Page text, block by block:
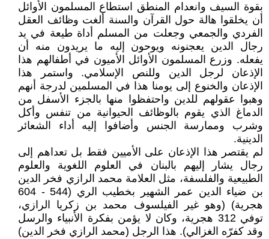
بقوة السيف وانعدام المنطق استطاع المسلمون الأوائل
أن يخلقوا هالة حول القرآن والسنة ألغت وظائف العقل
الفردي والجمعي وجعلت من المسلم أداة طيعة في يد
رجال الدين يعجنونه ويوحون إليه ما يريدون منه أن
يفعله. وزرع المسلمون الأوائل الأميون في أطفالهم هذا
الإذعان لرجل الدين وللنص الإسلامي. واستمر هذا
الإذعان والخنوع إلى يومنا هذا في المسلمين لدرجة أنهم
وهبوا عقولهم للدين واحتفظوا منها بالجزء الأسفل من
الدماغ الذي يقوم بالوظائف الحيوانية من تنفس وأكل
وشرب وممارسة الجنس وأضافوا إليه أداء الشعائر
الدينية.
لم يقتصر هذا الإذعان على الأميين فقط بل تعداهم إلى
رجال يشار إليهم بالبنان في العلوم اللغوية والعلوم
الطبيعية والفلسفة، مثل العلامة محمد الرازي فخر الدين
بن ضياء الدين عمر الشهير بخطيب الري (544 - 604
هجرية) (وهو غير الفيلسوف محمد بن زكريا الرازي،
توفي 312 هجرية، وكان لا يؤمن بفكرة الأنبياء والرسل
وقد كفرّه الغزالي). هذا الرجل (محمد الرازي فخر الدين)